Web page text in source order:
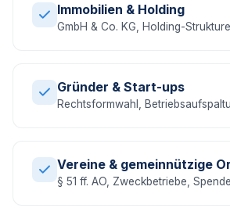
Immobilien & Holding
GmbH & Co. KG, Holding-
Gründer & Start-ups
Rechtsformwahl,
Vereine & gemeinnützige
§ 51 ff. AO, Zweckbetriebe,